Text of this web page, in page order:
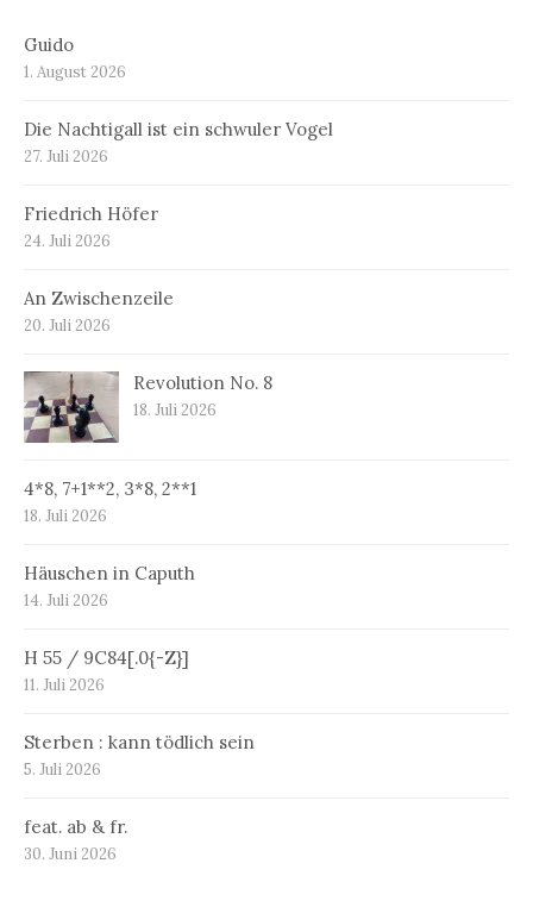
Guido
1. August 2026
Die Nachtigall ist ein schwuler Vogel
27. Juli 2026
Friedrich Höfer
24. Juli 2026
An Zwischenzeile
20. Juli 2026
Revolution No. 8
18. Juli 2026
4*8, 7+1**2, 3*8, 2**1
18. Juli 2026
Häuschen in Caputh
14. Juli 2026
H 55 / 9C84[.0{-Z}]
11. Juli 2026
Sterben : kann tödlich sein
5. Juli 2026
feat. ab & fr.
30. Juni 2026